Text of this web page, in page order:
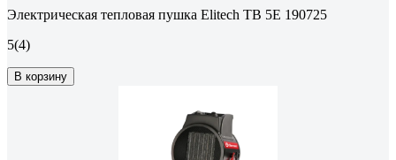
Электрическая тепловая пушка Elitech ТВ 5Е 190725
5(4)
В корзину